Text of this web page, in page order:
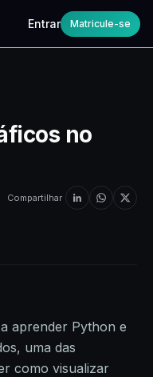
Entrar Matricule-se
no
Compartilhar
aprender Python e
uma das
como visualizar